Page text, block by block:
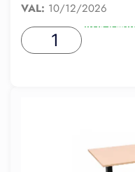
VAL: 10/12/2026